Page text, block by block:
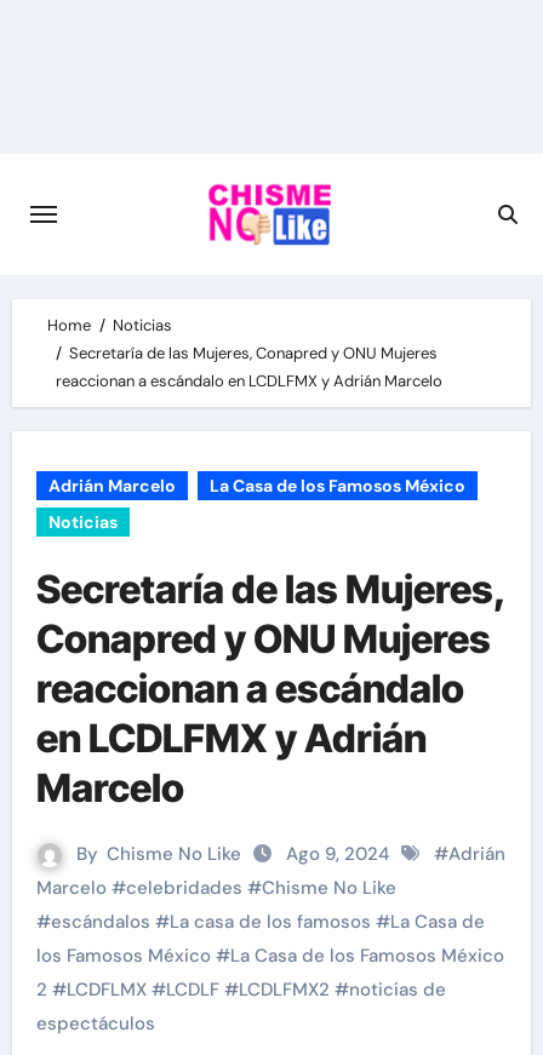
Home
Noticias
Secretaría de las Mujeres, Conapred y ONU Mujeres
reaccionan a escándalo en LCDLFMX y Adrián Marcelo
Adrián Marcelo
La Casa de los Famosos México
Noticias
Secretaría de las Mujeres,
Conapred y ONU Mujeres
reaccionan a escándalo
en LCDLFMX y Adrián
Marcelo
By Chisme No Like Ago 9, 2024 #Adrián
Marcelo#celebridades #Chisme No Like
#escándalos #La casa de los famosos #La Casa de
los Famosos México#La Casa de los Famosos México
2 #LCDFLMX#LCDLF#LCDLFMX2 #noticias de
espectáculos